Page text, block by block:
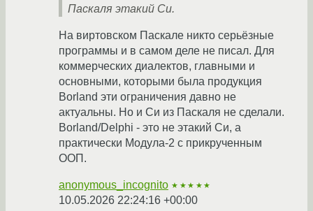
Паскаля этакий Си.
На виртовском Паскале никто серьёзные
программы и в самом деле не писал. Для
коммерческих диалектов, главными и
основными, которыми была продукция
Borland эти ограничения давно не
актуальны. Но и Си из Паскаля не сделали.
Borland/Delphi - это не этакий Си, а
практически Модула-2 с прикрученным
ООП.
anonymous_incognito ★★★★★
10.05.2026 22:24:16 +00:00